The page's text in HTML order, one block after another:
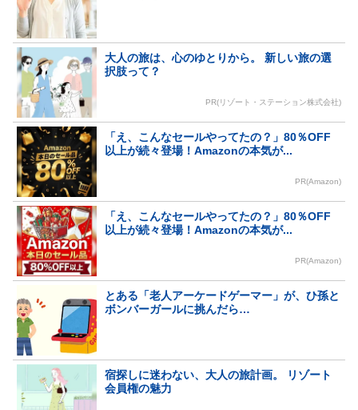
大人の旅は、心のゆとりから。 新しい旅の選
択肢って？
PR(リゾート・ステーション株式会社)
「え、こんなセールやってたの？」80％OFF
以上が続々登場！Amazonの本気が...
PR(Amazon)
「え、こんなセールやってたの？」80％OFF
以上が続々登場！Amazonの本気が...
PR(Amazon)
とある「老人アーケードゲーマー」が、ひ孫と
ボンバーガールに挑んだら…
宿探しに迷わない、大人の旅計画。 リゾート
会員権の魅力